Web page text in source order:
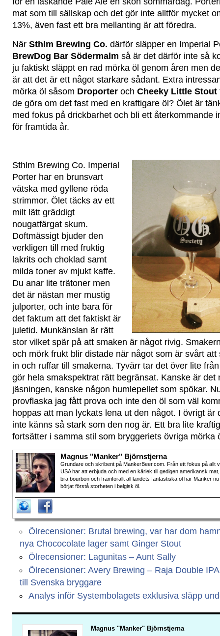
mat som till sällskap och det gör inte alltför mycket
13%, även fast ett bra mellanting är att föredra.
När Sthlm Brewing Co. därför släpper en Imperial
BrewDog Bar Södermalm så är det därför inte så
ju faktiskt släppt en rad mörka öl genom åren men
är att det är ett något starkare sådant. Extra
mörka öl såsom Droporter och Cheeky Little Stout
de göra om det fast med en kraftigare öl? Ölet är
med fokus på drickbarhet och bli ett återkommande
för framtida år.
Sthlm Brewing Co. Imperial
Porter har en brunsvart
vätska med gyllene röda
strimmor. Ölet täcks av ett
milt lätt gräddigt
nougatfärgat skum.
Doftmässigt bjuder den
verkligen till med fruktig
lakrits och choklad samt
milda toner av mjukt kaffe.
Du anar lite trätoner men
det är nästan mer mustig
julporter, och inte bara för
det faktum att det faktiskt är
juletid. Munkänslan är rätt
stor vilket spär på att smaken är något rivig.
och mörk frukt blir distade när något som är svårt
in och ruffar till smakerna. Tyvärr tar det över lite
gör hela smakspektrat rätt begränsat. Kanske är det
jäsningen, kanske någon humlepellet som spökar.
provflaska jag fått prova och inte den öl som väl
hoppas att man lyckats lena ut den något. I övrigt är
inte känns så stark som den nog är. Ett bra lite
fortsätter i samma stil som bryggeriets övriga mörka
Magnus "Manker" Björnstjerna
Grundare och skribent på MankerBeer.com. Från ett fokus på allt
USA har att erbjuda och med en kärlek till gedigen amerikansk mat,
bra bourbon och framförallt all landets fantastiska öl har Manker nu
börjat förstå storheten i belgisk öl.
Ölrecensioner: Brutal brewing, var har dom
nya Chococolate lager samt Ginger Stout
Ölrecensioner: Lagunitas – Aunt Sally
Ölrecensioner: Avery Brewing – Raja Double
till Svenska bryggare
Analys inför Systembolagets exklusiva släpp
Magnus "Manker" Björnstjerna